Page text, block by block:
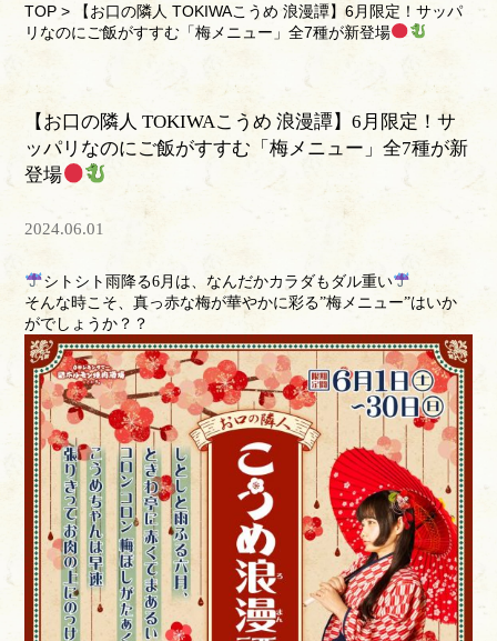
TOP >
【お口の隣人 TOKIWAこうめ 浪漫譚】6月限定！サッパ
リなのにご飯がすすむ「梅メニュー」全7種が新登場
【お口の隣人 TOKIWAこうめ 浪漫譚】6月限定！サ
ッパリなのにご飯がすすむ「梅メニュー」全7種が新
登場
2024.06.01
シトシト雨降る6月は、なんだかカラダもダル重い
そんな時こそ、真っ赤な梅が華やかに彩る”梅メニュー”はいか
がでしょうか？？